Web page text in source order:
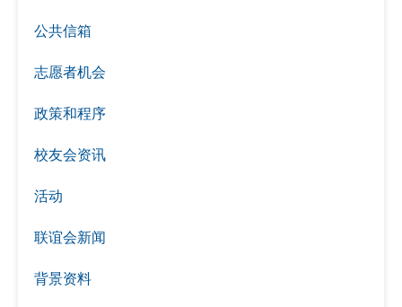
公共信箱
志愿者机会
政策和程序
校友会资讯
活动
联谊会新闻
背景资料